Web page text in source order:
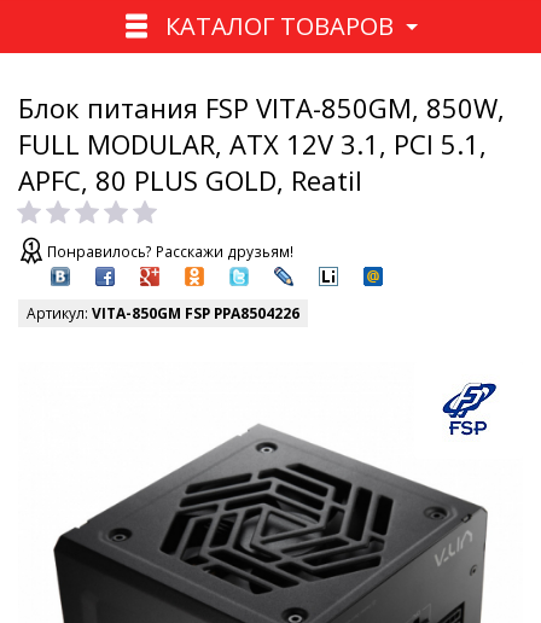
КАТАЛОГ ТОВАРОВ
Блок питания FSP VITA-850GM, 850W,
FULL MODULAR, ATX 12V 3.1, PCI 5.1,
APFC, 80 PLUS GOLD, Reatil
Понравилось? Расскажи друзьям!
Артикул: VITA-850GM FSP PPA8504226